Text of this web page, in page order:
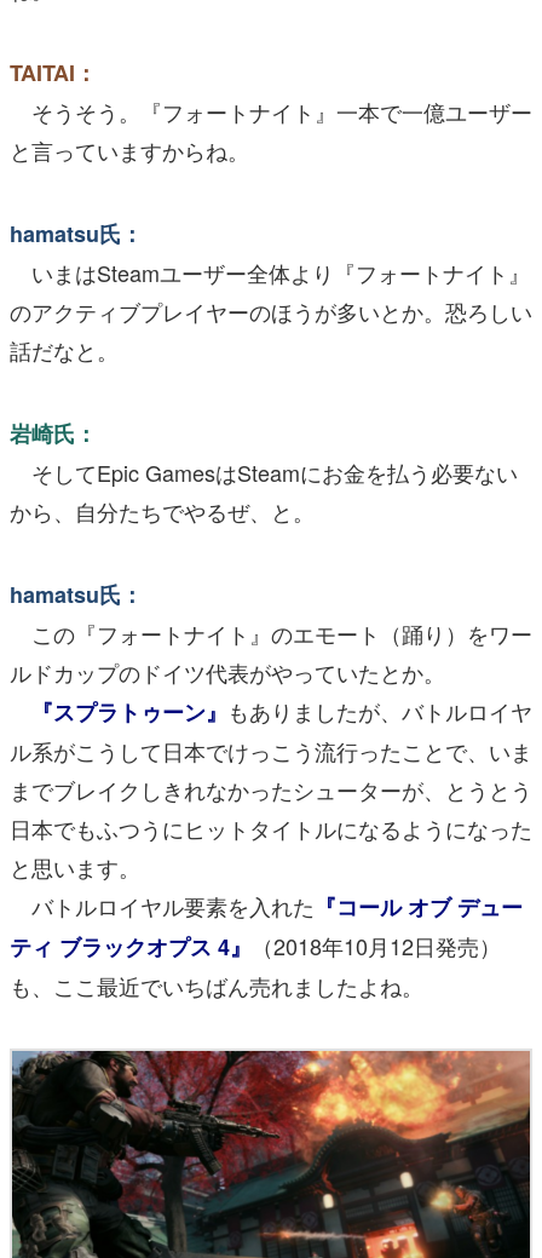
TAITAI：
そうそう。『フォートナイト』一本で一億ユーザー
と言っていますからね。
hamatsu氏：
いまはSteamユーザー全体より『フォートナイト』
のアクティブプレイヤーのほうが多いとか。恐ろしい
話だなと。
岩崎氏：
そしてEpic GamesはSteamにお金を払う必要ない
から、自分たちでやるぜ、と。
hamatsu氏：
この『フォートナイト』のエモート（踊り）をワー
ルドカップのドイツ代表がやっていたとか。
『スプラトゥーン』 もありましたが、バトルロイヤ
ル系がこうして日本でけっこう流行ったことで、いま
までブレイクしきれなかったシューターが、とうとう
日本でもふつうにヒットタイトルになるようになった
と思います。
バトルロイヤル要素を入れた 『コール オブ デュー
ティ ブラックオプス 4』
（2018年10月12日発売）
も、ここ最近でいちばん売れましたよね。